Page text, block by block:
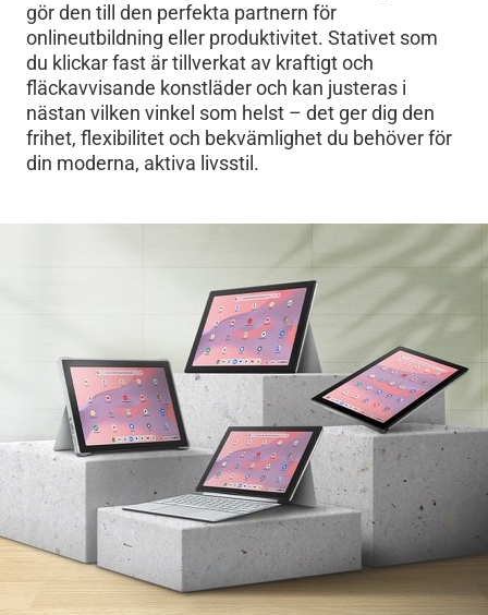
gör den till den perfekta partnern för
onlineutbildning eller produktivitet. Stativet som
du klickar fast är tillverkat av kraftigt och
fläckavvisande konstläder och kan justeras i
nästan vilken vinkel som helst – det ger dig den
frihet, flexibilitet och bekvämlighet du behöver för
din moderna, aktiva livsstil.